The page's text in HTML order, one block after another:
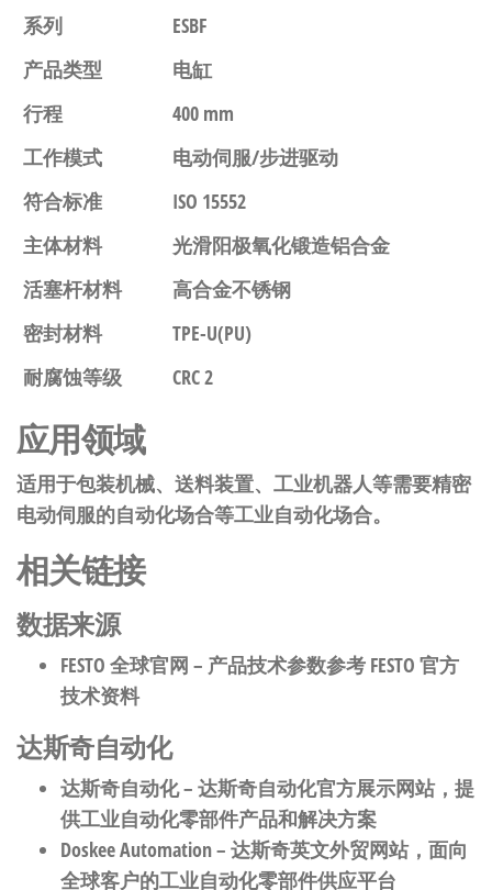
系列
ESBF
产品类型
电缸
行程
400 mm
工作模式
电动伺服/步进驱动
符合标准
ISO 15552
主体材料
光滑阳极氧化锻造铝合金
活塞杆材料
高合金不锈钢
密封材料
TPE-U(PU)
耐腐蚀等级
CRC 2
应用领域
适用于包装机械、送料装置、工业机器人等需要精密
电动伺服的自动化场合等工业自动化场合。
相关链接
数据来源
FESTO 全球官网 – 产品技术参数参考 FESTO 官方
技术资料
达斯奇自动化
达斯奇自动化– 达斯奇自动化官方展示网站，提
供工业自动化零部件产品和解决方案
Doskee Automation– 达斯奇英文外贸网站，面向
全球客户的工业自动化零部件供应平台